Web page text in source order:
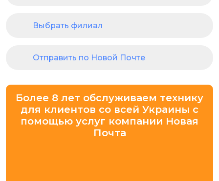
Выбрать филиал
Отправить по Новой Почте
Более 8 лет обслуживаем технику
для клиентов со всей Украины с
помощью услуг компании Новая
Почта